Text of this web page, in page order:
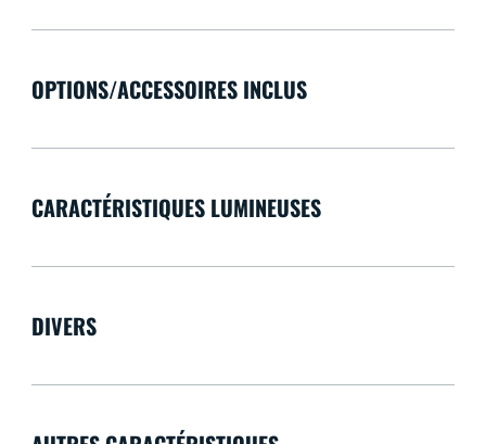
OPTIONS/ACCESSOIRES INCLUS
CARACTÉRISTIQUES LUMINEUSES
DIVERS